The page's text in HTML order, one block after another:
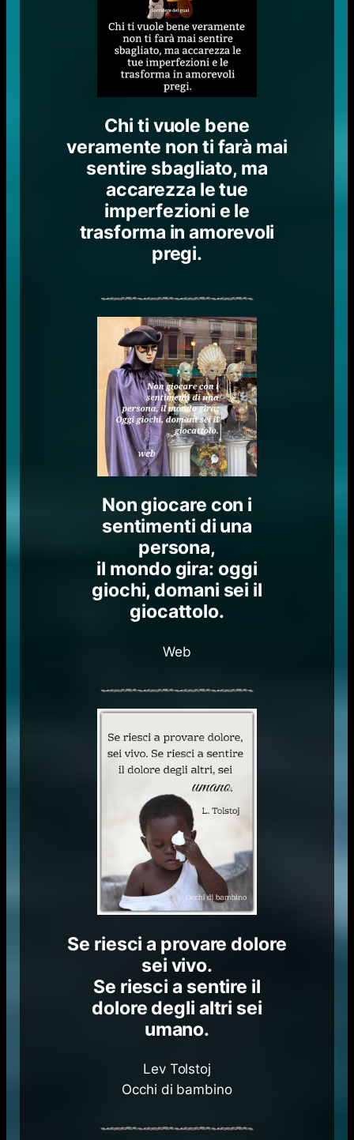
Chi ti vuole bene
veramente non ti farà mai
sentire sbagliato, ma
accarezza le tue
imperfezioni e le
trasforma in amorevoli
pregi.
Non giocare con i
sentimenti di una
persona,
il mondo gira: oggi
giochi, domani sei il
giocattolo.
Web
Se riesci a provare dolore
sei vivo.
Se riesci a sentire il
dolore degli altri sei
umano.
Lev Tolstoj
Occhi di bambino